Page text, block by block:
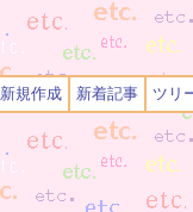
新規作成 新着記事 ツリ